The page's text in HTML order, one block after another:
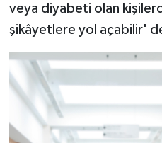
veya diyabeti olan
şikâyetlere yol açabilir'